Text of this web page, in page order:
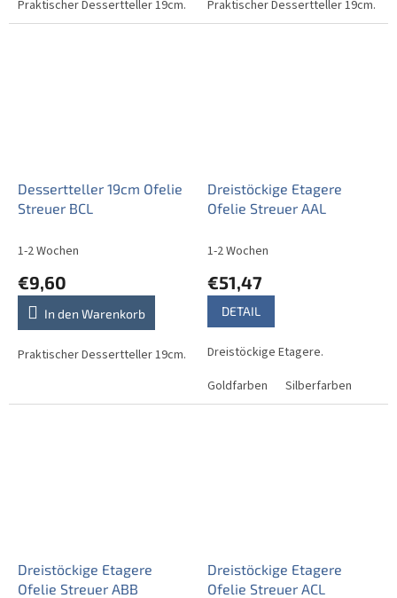
Praktischer Dessertteller 19cm. Praktischer Dessertteller 19cm.
Dessertteller 19cm Ofelie
Streuer BCL
1-2 Wochen
€9,60
In den Warenkorb
Praktischer Dessertteller 19cm.
Dreistöckige Etagere
Ofelie Streuer AAL
1-2 Wochen
€51,47
DETAIL
Dreistöckige Etagere.
Goldfarben
Silberfarben
Dreistöckige Etagere
Ofelie Streuer ABB
Dreistöckige Etagere
Ofelie Streuer ACL